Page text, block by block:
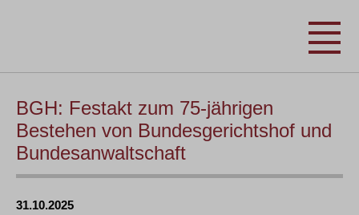
BGH: Festakt zum 75-jährigen
Bestehen von Bundesgerichtshof und
Bundesanwaltschaft
31.10.2025